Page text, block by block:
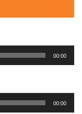
00:00
00:00